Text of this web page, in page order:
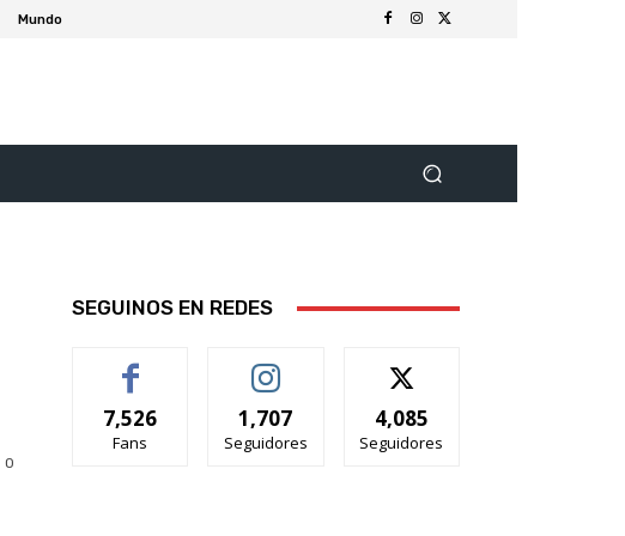
Mundo
0
SEGUINOS EN REDES
7,526
Fans
1,707
Seguidores
4,085
Seguidores